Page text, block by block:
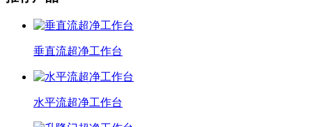
垂直流超净工作台
水平流超净工作台